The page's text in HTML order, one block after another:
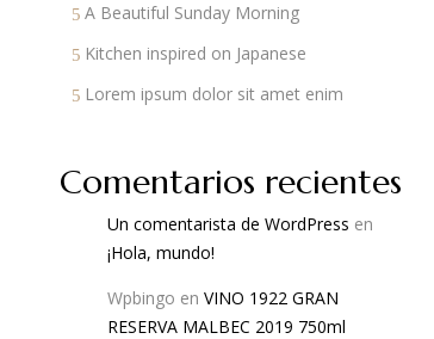
A Beautiful Sunday Morning
Kitchen inspired on Japanese
Lorem ipsum dolor sit amet enim
Comentarios recientes
Un comentarista de WordPress en
¡Hola, mundo!
Wpbingo en VINO 1922 GRAN
RESERVA MALBEC 2019 750ml